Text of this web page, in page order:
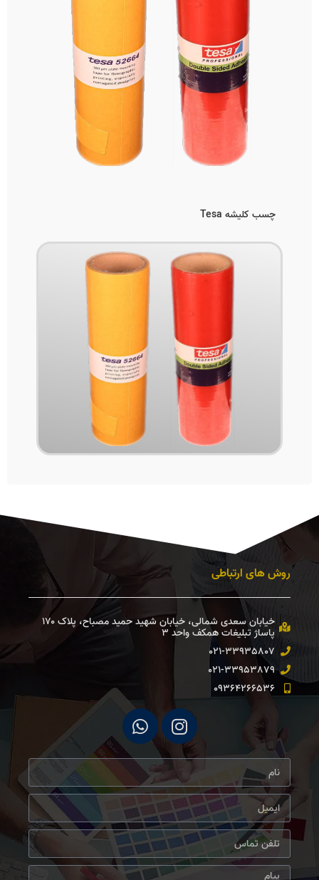
چسب کلیشه Tesa
روش های ارتباطی
خیابان سعدی شمالی، خیابان شهید حمید مصباح، پلاک ۱۷۰
پاساژ تبلیغات همكف واحد ۳ ​
021-33935807
021-33953879
09364266536